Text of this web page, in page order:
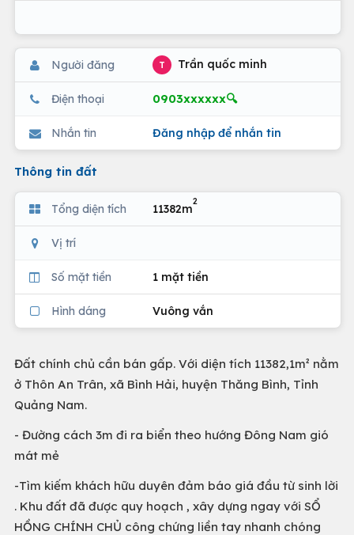
Người đăng T Trần quốc minh
Điện thoại 0903xxxxxx🔍
Nhắn tin Đăng nhập để nhắn tin
Thông tin đất
Tổng diện tích 11382m
2
Vị trí
Số mặt tiền 1 mặt tiền
Hình dáng Vuông vắn
Đất chính chủ cần bán gấp. Với diện tích 11382,1m² nằm
ở Thôn An Trân, xã Bình Hải, huyện Thăng Bình, Tỉnh
Quảng Nam.
- Đường cách 3m đi ra biển theo hướng Đông Nam gió
mát mẻ
-Tìm kiếm khách hữu duyên đảm báo giá đầu từ sinh lời
. Khu đất đã được quy hoạch , xây dựng ngay với SỔ
HỒNG CHÍNH CHỦ công chứng liền tay nhanh chóng